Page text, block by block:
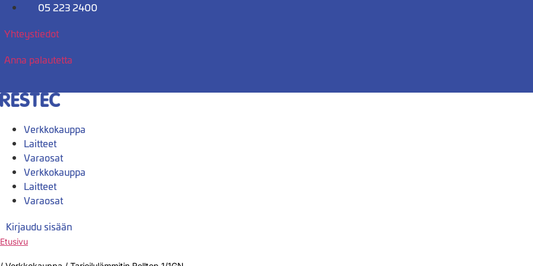
Mene
05 223 2400
Yhteystiedot
Anna palautetta
Verkkokauppa
Laitteet
Varaosat
Verkkokauppa
Laitteet
Varaosat
Kirjaudu sisään
Etusivu